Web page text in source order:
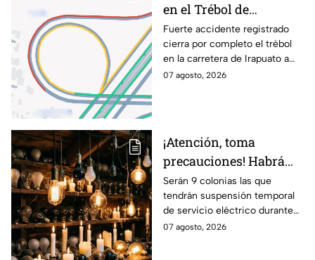
en el Trébol de
Irapuato; toma estas
vías alternas
Fuerte accidente registrado
cierra por completo el trébol
en la carretera de Irapuato a
Abasolo
07 agosto, 2026
¡Atención, toma
precauciones! Habrá
suspensión de luz por 8
horas hoy viernes 7 y
mañana sábado 8 de
agosto en 9 sitios
Serán 9 colonias las que
tendrán suspensión temporal
de servicio eléctrico durante
ocho horas este viernes 7 y
07 agosto, 2026